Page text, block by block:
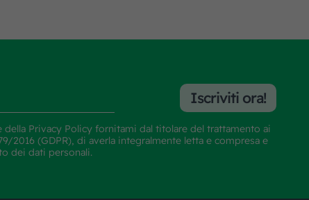
della Privacy Policy fornitami dal titolare del trattamento ai
2016 (GDPR), di averla integralmente letta e compresa e
dei dati personali.
Iscriviti ora!